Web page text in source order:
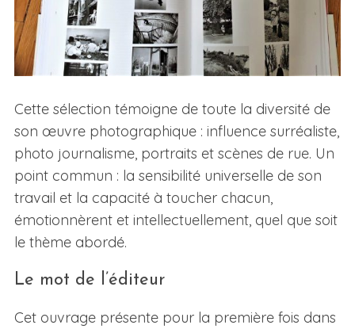
Cette sélection témoigne de toute la diversité de
son œuvre photographique : influence surréaliste,
photo journalisme, portraits et scènes de rue. Un
point commun : la sensibilité universelle de son
travail et la capacité à toucher chacun,
émotionnèrent et intellectuellement, quel que soit
le thème abordé.
Le mot de l’éditeur
Cet ouvrage présente pour la première fois dans